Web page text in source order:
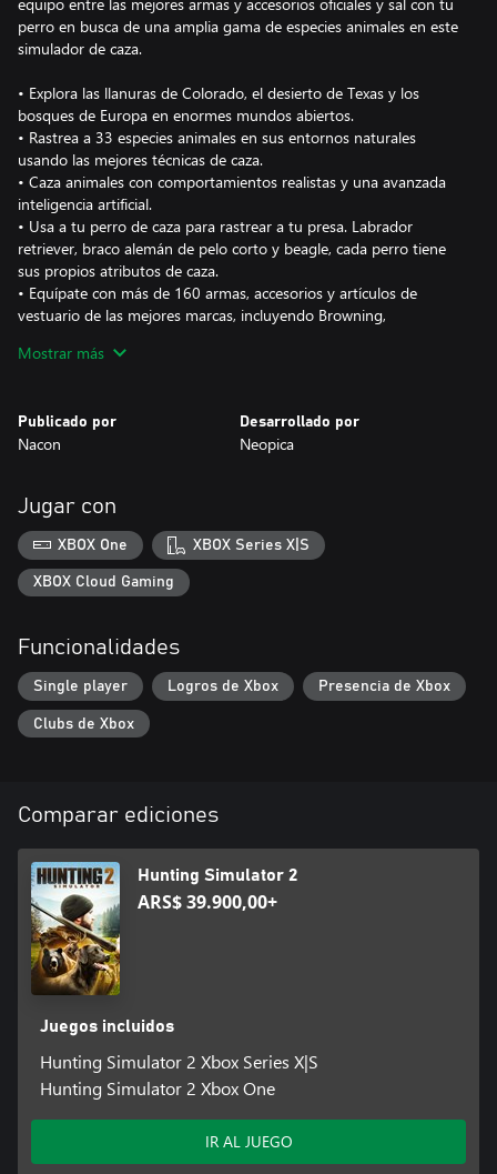
perro en busca de una amplia gama de especies animales en este
simulador de caza.
• Explora las llanuras de Colorado, el desierto de Texas y los
bosques de Europa en enormes mundos abiertos.
• Rastrea a 33 especies animales en sus entornos naturales
usando las mejores técnicas de caza.
• Caza animales con comportamientos realistas y una avanzada
inteligencia artificial.
• Usa a tu perro de caza para rastrear a tu presa. Labrador
retriever, braco alemán de pelo corto y beagle, cada perro tiene
sus propios atributos de caza.
• Equípate con más de 160 armas, accesorios y artículos de
vestuario de las mejores marcas, incluyendo Browning,
Mostrar más
Publicado por
Nacon
Desarrollado por
Neopica
Jugar con
XBOX One XBOX Series X|S
XBOX Cloud Gaming
Funcionalidades
Single player Logros de Xbox Presencia de Xbox
Clubs de Xbox
Comparar ediciones
Hunting Simulator 2
ARS$ 39.900,00+
Juegos incluidos
Hunting Simulator 2 Xbox Series X|S
Hunting Simulator 2 Xbox One
IR AL JUEGO